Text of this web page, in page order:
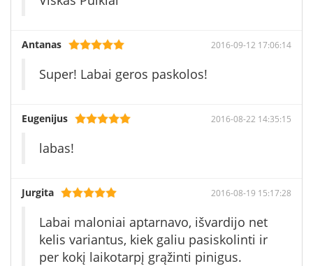
Antanas 2016-09-12 17:06:14
Super! Labai geros paskolos!
Eugenijus 2016-08-22 14:35:15
labas!
Jurgita 2016-08-19 15:17:28
Labai maloniai aptarnavo, išvardijo net
kelis variantus, kiek galiu pasiskolinti ir
per kokį laikotarpį grąžinti pinigus.